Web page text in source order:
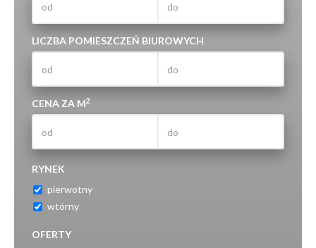
LICZBA POMIESZCZEŃ BIUROWYCH
CENA ZA M2
RYNEK
pierwotny
wtórny
OFERTY